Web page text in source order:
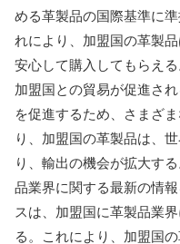
める革製品の国際基準に
れにより、加盟国の革製
安心して購入してもらえ
加盟国との貿易が促進さ
を促進するため、さまざ
り、加盟国の革製品は、
り、輸出の機会が拡大す
品業界に関する最新の情
スは、加盟国に革製品業
る。これにより、加盟国